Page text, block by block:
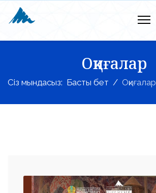
Оқиғалар
Сіз мындасыз: Басты бет Оқиғалар